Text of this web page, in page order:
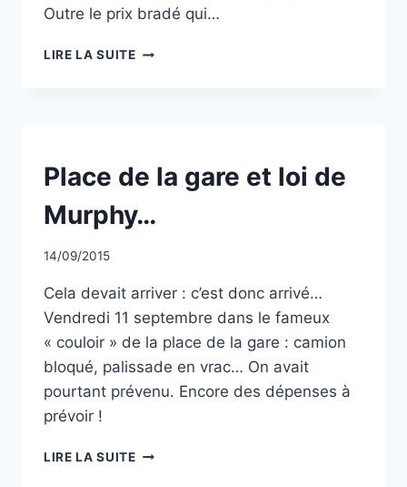
Outre le prix bradé qui…
LIRE LA SUITEVENTE
MUNICIPALES
:
DÉLIBÉRATION
NON
CLASSÉ
Place de la gare et loi de
Murphy…
Par
14/09/2015
Cela devait arriver : c’est donc arrivé…
Vendredi 11 septembre dans le fameux
« couloir » de la place de la gare : camion
bloqué, palissade en vrac… On avait
pourtant prévenu. Encore des dépenses à
prévoir !
LIRE LA SUITEPLACE